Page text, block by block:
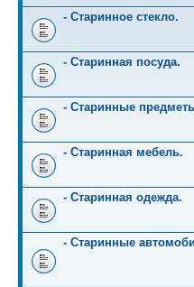
- Старинное стекло.
- Старинная посуда.
- Старинные
- Старинная мебель.
- Старинная одежда.
- Старинные